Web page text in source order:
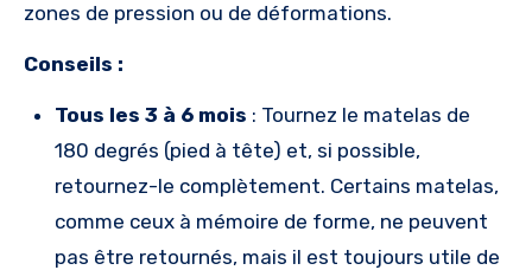
zones de pression ou de déformations.
Conseils :
Tous les 3 à 6 mois : Tournez le matelas de
180 degrés (pied à tête) et, si possible,
retournez-le complètement. Certains matelas,
comme ceux à mémoire de forme, ne peuvent
pas être retournés, mais il est toujours utile de